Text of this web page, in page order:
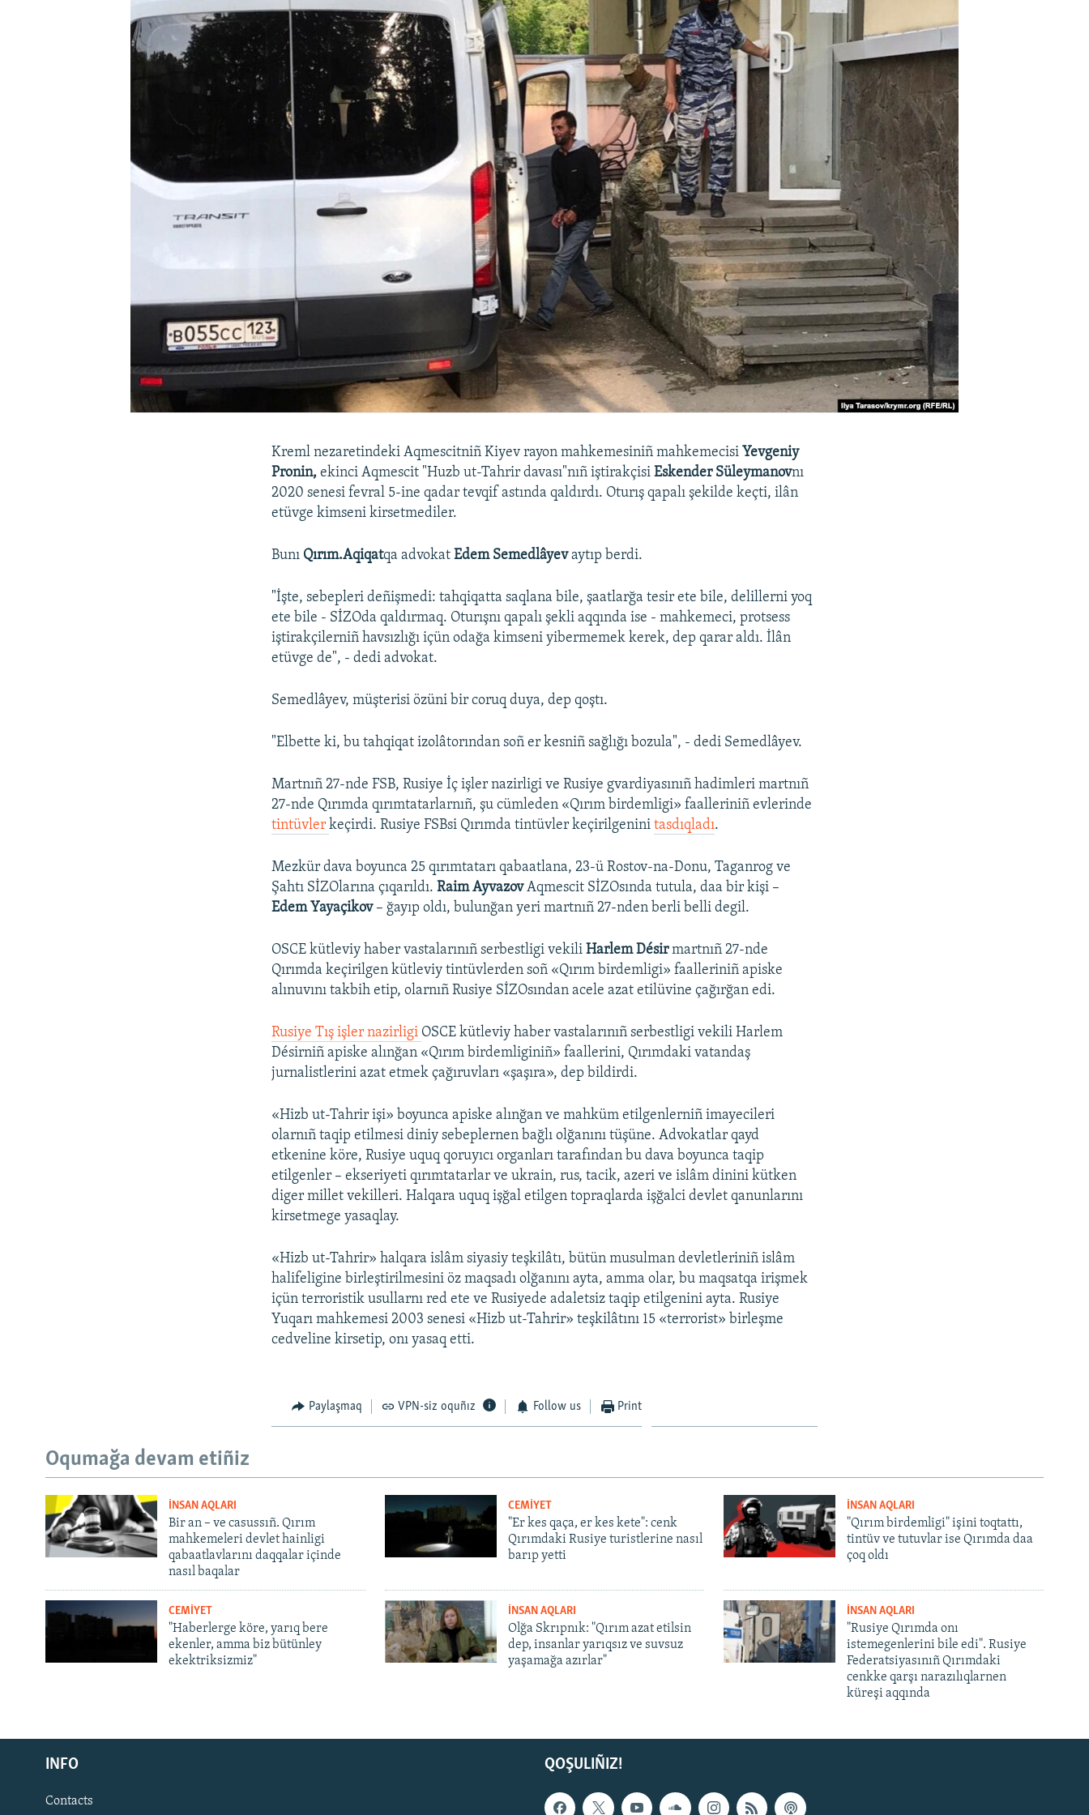
Русский
Українською
QOŞULIÑIZ!
Kreml nezaretindeki Aqmescitniñ Kiyev rayon mahkemesiniñ mahkemecisi Yevgeniy
Pronin,ekinci Aqmescit "Huzb ut-Tahrir davası"nıñ iştirakçisiEskender Süleymanovnı
2020 senesi fevral 5-ine qadar tevqif astında qaldırdı. Oturış qapalı şekilde keçti, ilân
etüvge kimseni kirsetmediler.
Bunı Qırım.Aqiqatqa advokatEdem Semedlâyevaytıp berdi.
"İşte, sebepleri deñişmedi: tahqiqatta saqlana bile, şaatlarğa tesir ete bile, delillerni yoq
ete bile - SİZOda qaldırmaq. Oturışnı qapalı şekli aqqında ise - mahkemeci, protsess
iştirakçilerniñ havsızlığı içün odağa kimseni yibermemek kerek, dep qarar aldı. İlân
etüvge de", - dedi advokat.
Semedlâyev, müşterisi özüni bir coruq duya, dep qoştı.
"Elbette ki, bu tahqiqat izolâtorından soñ er kesniñ sağlığı bozula", - dedi Semedlâyev.
Martnıñ 27-nde FSB, Rusiye İç işler nazirligi ve Rusiye gvardiyasınıñ hadimleri martnıñ
27-nde Qırımda qırımtatarlarnıñ, şu cümleden «Qırım birdemligi» faalleriniñ evlerinde
tintüvlerkeçirdi. Rusiye FSBsi Qırımda tintüvler keçirilgeninitasdıqladı.
Mezkür dava boyunca 25 qırımtatarı qabaatlana, 23-ü Rostov-na-Donu, Taganrog ve
Şahtı SİZOlarına çıqarıldı.Raim AyvazovAqmescit SİZOsında tutula, daa bir kişi –
Edem Yayaçikov – ğayıp oldı, bulunğan yeri martnıñ 27-nden berli belli degil.
OSCE kütleviy haber vastalarınıñ serbestligi vekiliHarlem Désirmartnıñ 27-nde
Qırımda keçirilgen kütleviy tintüvlerden soñ «Qırım birdemligi» faalleriniñ apiske
alınuvını takbih etip, olarnıñ Rusiye SİZOsından acele azat etilüvine çağırğan edi.
Rusiye Tış işler nazirligi OSCE kütleviy haber vastalarınıñ serbestligi vekili Harlem
Désirniñ apiske alınğan «Qırım birdemliginiñ» faallerini, Qırımdaki vatandaş
jurnalistlerini azat etmek çağıruvları «şaşıra», dep bildirdi.
«Hizb ut-Tahrir işi» boyunca apiske alınğan ve mahküm etilgenlerniñ imayecileri
olarnıñ taqip etilmesi diniy sebeplernen bağlı olğanını tüşüne. Advokatlar qayd
etkenine köre, Rusiye uquq qoruyıcı organları tarafından bu dava boyunca taqip
etilgenler – ekseriyeti qırımtatarlar ve ukrain, rus, tacik, azeri ve islâm dinini kütken
diger millet vekilleri. Halqara uquq işğal etilgen topraqlarda işğalci devlet qanunlarını
kirsetmege yasaqlay.
«Hizb ut-Tahrir» halqara islâm siyasiy teşkilâtı, bütün musulman devletleriniñ islâm
halifeligine birleştirilmesini öz maqsadı olğanını ayta, amma olar, bu maqsatqa irişmek
içün terroristik usullarnı red ete ve Rusiyede adaletsiz taqip etilgenini ayta. Rusiye
Yuqarı mahkemesi 2003 senesi «Hizb ut-Tahrir» teşkilâtını 15 «terrorist» birleşme
cedveline kirsetip, onı yasaq etti.
Paylaşmaq VPN-siz oquñız Follow us Print
Oqumağa devam etiñiz
İNSAN AQLARI
Bir an – ve casussıñ. Qırım
mahkemeleri devlet hainligi
qabaatlavlarını daqqalar içinde
nasıl baqalar
CEMİYET
"Er kes qaça, er kes kete": cenk
Qırımdaki Rusiye turistlerine nasıl
barıp yetti
İNSAN AQLARI
"Qırım birdemligi" işini toqtattı,
tintüv ve tutuvlar ise Qırımda daa
çoq oldı
CEMİYET
"Haberlerge köre, yarıq bere
ekenler, amma biz bütünley
ekektriksizmiz"
İNSAN AQLARI
Olğa Skrıpnık: "Qırım azat etilsin
dep, insanlar yarıqsız ve suvsuz
yaşamağa azırlar"
İNSAN AQLARI
"Rusiye Qırımda onı
istemegenlerini bile edi". Rusiye
Federatsiyasınıñ Qırımdaki
cenkke qarşı narazılıqlarnen
küreşi aqqında
QOŞULIÑIZ!
INFO
Contacts